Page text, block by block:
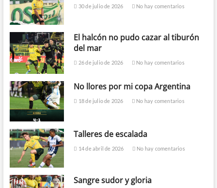
30 de julio de 2026 No hay comentarios
El halcón no pudo cazar al tiburón
del mar
26 de julio de 2026 No hay comentarios
No llores por mi copa Argentina
18 de julio de 2026 No hay comentarios
Talleres de escalada
14 de abril de 2026 No hay comentarios
Sangre sudor y gloria